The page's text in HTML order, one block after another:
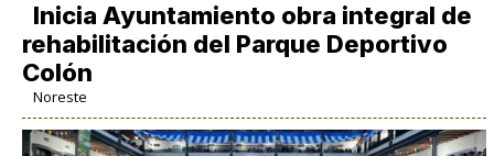
Inicia Ayuntamiento obra integral de
rehabilitación del Parque Deportivo
Colón
Noreste